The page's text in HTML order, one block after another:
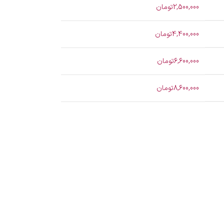
2,500,000تومان
4,400,000تومان
6,600,000تومان
8,600,000تومان